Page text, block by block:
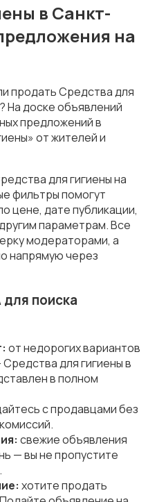
в Санкт-
на
продать Средства для
На доске объявлений
предложений в
от жителей и
для гигиены на
фильтры помогут
цене, дате публикации,
параметрам. Все
модераторами, а
напрямую через
поиска
от недорогих вариантов
для гигиены в
в полном
с продавцами без
свежие объявления
— вы не пропустите
хотите продать